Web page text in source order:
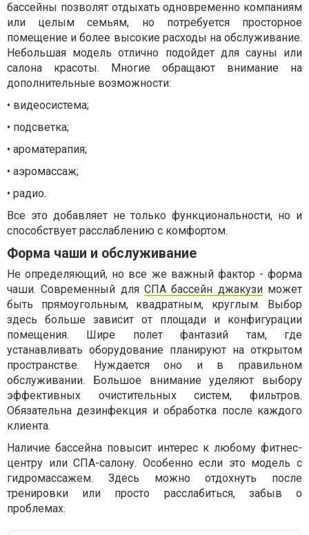
бассейны позволят отдыхать одновременно компаниям
или целым семьям, но потребуется просторное
помещение и более высокие расходы на обслуживание.
Небольшая модель отлично подойдет для сауны или
салона красоты. Многие обращают внимание на
дополнительные возможности:
• видеосистема;
• подсветка;
• ароматерапия;
• аэромассаж;
• радио.
Все это добавляет не только функциональности, но и
способствует расслаблению с комфортом.
Форма чаши и обслуживание
Не определяющий, но все же важный фактор - форма
чаши. Современный для СПА бассейн джакузиможет
быть прямоугольным, квадратным, круглым. Выбор
здесь больше зависит от площади и конфигурации
помещения. Шире полет фантазий там, где
устанавливать оборудование планируют на открытом
пространстве. Нуждается оно и в правильном
обслуживании. Большое внимание уделяют выбору
эффективных очистительных систем, фильтров.
Обязательна дезинфекция и обработка после каждого
клиента.
Наличие бассейна повысит интерес к любому фитнес-
центру или СПА-салону. Особенно если это модель с
гидромассажем. Здесь можно отдохнуть после
тренировки или просто расслабиться, забыв о
проблемах.